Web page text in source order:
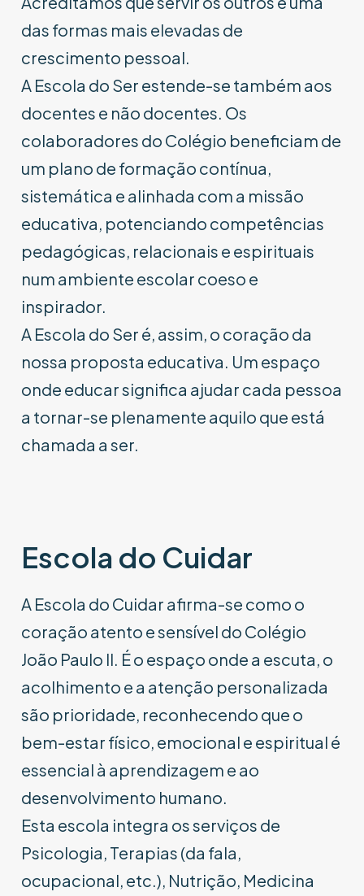
das formas mais elevadas de
crescimento pessoal.
A Escola do Ser estende-se também aos
docentes e não docentes. Os
colaboradores do Colégio beneficiam de
um plano de formação contínua,
sistemática e alinhada com a missão
educativa, potenciando competências
pedagógicas, relacionais e espirituais
num ambiente escolar coeso e
inspirador.
A Escola do Ser é, assim, o coração da
nossa proposta educativa. Um espaço
onde educar significa ajudar cada pessoa
a tornar-se plenamente aquilo que está
chamada a ser.
Escola do Cuidar
A Escola do Cuidar afirma-se como o
coração atento e sensível do Colégio
João Paulo II. É o espaço onde a escuta, o
acolhimento e a atenção personalizada
são prioridade, reconhecendo que o
bem-estar físico, emocional e espiritual é
essencial à aprendizagem e ao
desenvolvimento humano.
Esta escola integra os serviços de
Psicologia, Terapias (da fala,
ocupacional, etc.), Nutrição, Medicina